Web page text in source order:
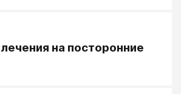
стадии испытуемых
и вызывали у них либо радостное,
(подбирались
на посторонние